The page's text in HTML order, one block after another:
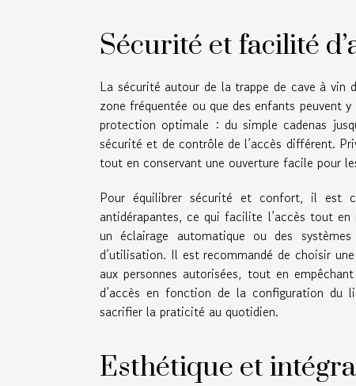
Sécurité et facilité
La sécurité autour de la trappe de cave à
zone fréquentée ou que des enfants peuvent
protection optimale : du simple cadenas
sécurité et de contrôle de l’accès différent.
tout en conservant une ouverture facile pour
Pour équilibrer sécurité et confort, il est
antidérapantes, ce qui facilite l’accès tout en
un éclairage automatique ou des
d’utilisation. Il est recommandé de choisir
aux personnes autorisées, tout en
d’accès en fonction de la configuration du
sacrifier la praticité au quotidien.
Esthétique et